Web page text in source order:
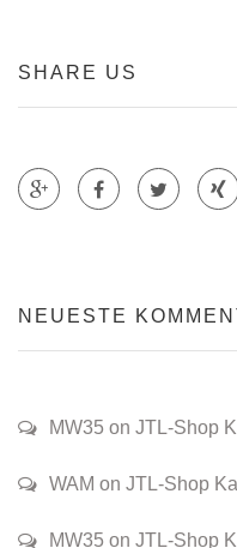
SHARE US
Teile auf Google +
Teile aufTeile
NEUESTE
MW35 on JTL-Shop
WAM on JTL-Shop
MW35 on JTL-Shop